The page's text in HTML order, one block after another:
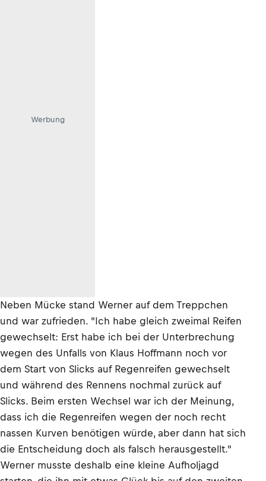
Werbung
Neben Mücke stand Werner auf dem Treppchen
und war zufrieden. "Ich habe gleich zweimal Reifen
gewechselt: Erst habe ich bei der Unterbrechung
wegen des Unfalls von Klaus Hoffmann noch vor
dem Start von Slicks auf Regenreifen gewechselt
und während des Rennens nochmal zurück auf
Slicks. Beim ersten Wechsel war ich der Meinung,
dass ich die Regenreifen wegen der noch recht
nassen Kurven benötigen würde, aber dann hat sich
die Entscheidung doch als falsch herausgestellt."
Werner musste deshalb eine kleine Aufholjagd